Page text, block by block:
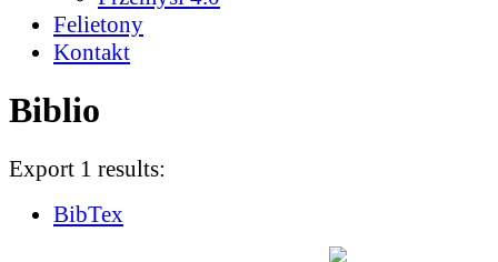
Felietony
Kontakt
Biblio
Export 1 results:
BibTex